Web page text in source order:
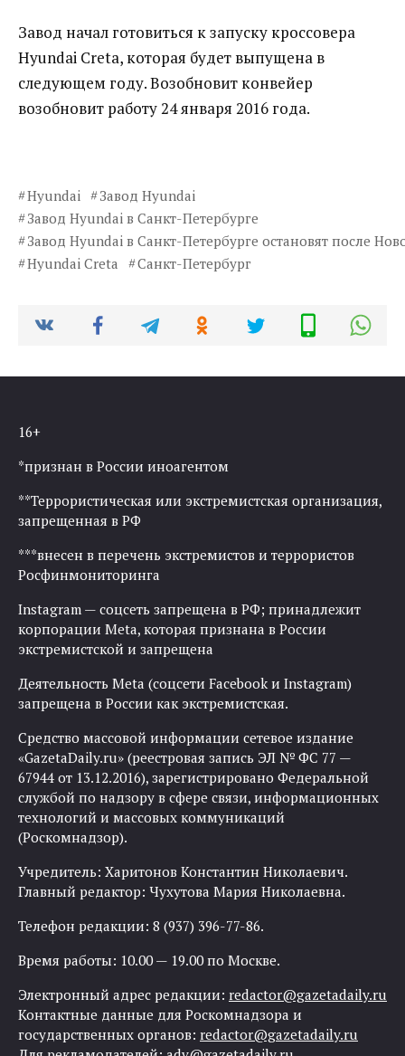
Завод начал готовиться к запуску кроссовера
Нyundai Creta, которая будет выпущена в
следующем году. Возобновит конвейер
возобновит работу 24 января 2016 года.
Hyundai
Завод Hyundai
Завод Hyundai в Санкт-Петербурге
Завод Hyundai в Санкт-Петербурге остановят после
Нyundai Creta
Санкт-Петербург
16+
*признан в России иноагентом
**Террористическая или экстремистская организация,
запрещенная в РФ
***внесен в перечень экстремистов и террористов
Росфинмониторинга
Instagram — соцсеть запрещена в РФ; принадлежит
корпорации Meta, которая признана в России
экстремистской и запрещена
Деятельность Meta (соцсети Facebook и Instagram)
запрещена в России как экстремистская.
Средство массовой информации сетевое издание
«GazetaDaily.ru» (реестровая запись ЭЛ № ФС 77 —
67944 от 13.12.2016), зарегистрировано Федеральной
службой по надзору в сфере связи, информационных
технологий и массовых коммуникаций
(Роскомнадзор).
Учредитель: Харитонов Константин Николаевич.
Главный редактор: Чухутова Мария Николаевна.
Телефон редакции: 8 (937) 396-77-86.
Время работы: 10.00 — 19.00 по Москве.
Электронный адрес редакции: redactor@gazetadaily.ru
Контактные данные для Роскомнадзора и
государственных органов: redactor@gazetadaily.ru